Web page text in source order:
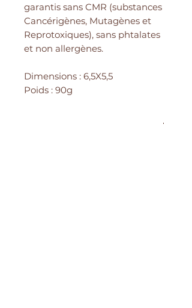
garantis sans CMR (substances
Cancérigènes, Mutagènes et
Reprotoxiques), sans phtalates
et non allergènes.
Dimensions : 6,5X5,5
Poids : 90g